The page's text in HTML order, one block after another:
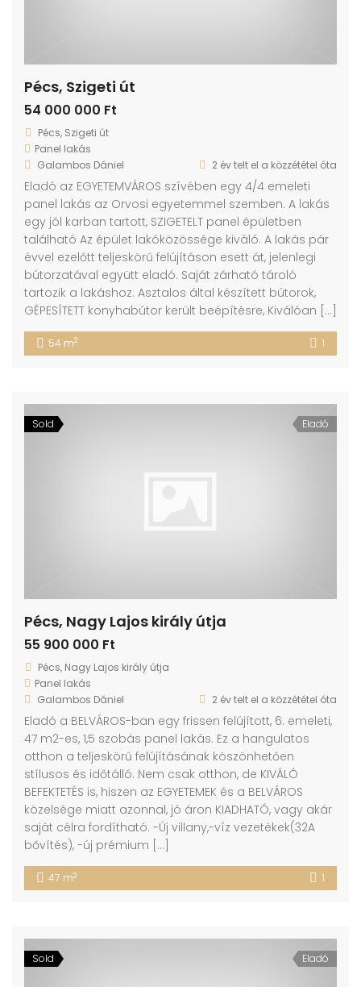
Pécs, Szigeti út
54 000 000 Ft
Pécs, Szigeti út
Panel lakás
Galambos Dániel
2 év telt el a közzététel óta
Eladó az EGYETEMVÁROS szívében egy 4/4 emeleti
panel lakás az Orvosi egyetemmel szemben. A lakás
egy jól karban tartott, SZIGETELT panel épületben
található Az épület lakóközössége kiváló. A lakás pár
évvel ezelőtt teljeskörű felújításon esett át, jelenlegi
bútorzatával együtt eladó. Saját zárható tároló
tartozik a lakáshoz. Asztalos által készített bútorok,
GÉPESÍTETT konyhabútor került beépítésre, Kiválóan […]
54 m2 1
Sold Eladó
Pécs, Nagy Lajos király útja
55 900 000 Ft
Pécs, Nagy Lajos király útja
Panel lakás
Galambos Dániel
2 év telt el a közzététel óta
Eladó a BELVÁROS-ban egy frissen felújított, 6. emeleti,
47 m2-es, 1,5 szobás panel lakás. Ez a hangulatos
otthon a teljeskörű felújításának köszönhetően
stílusos és időtálló. Nem csak otthon, de KIVÁLÓ
BEFEKTETÉS is, hiszen az EGYETEMEK és a BELVÁROS
közelsége miatt azonnal, jó áron KIADHATÓ, vagy akár
saját célra fordítható. -Új villany,-víz vezetékek(32A
bővítés), -új prémium […]
47 m2 1
Sold Eladó